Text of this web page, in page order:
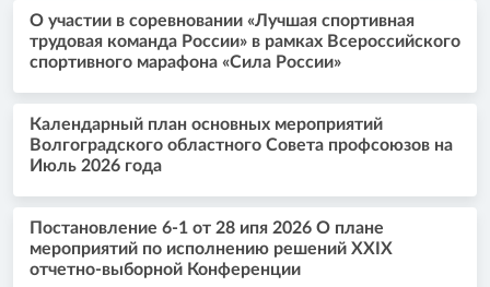
О участии в соревновании «Лучшая спортивная
трудовая команда России» в рамках Всероссийского
спортивного марафона «Сила России»
Календарный план основных мероприятий
Волгоградского областного Совета профсоюзов на
Июль 2026 года
Постановление 6-1 от 28 ипя 2026 О плане
мероприятий по исполнению решений XXIX
отчетно-выборной Конференции